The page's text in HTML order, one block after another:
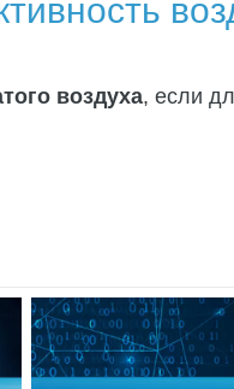
воздуха, если